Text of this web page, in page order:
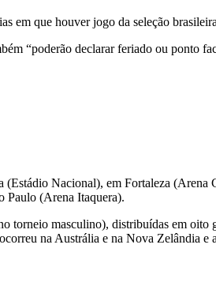
em que houver jogo da seleção
“poderão declarar feriado ou ponto
Nacional), em Fortaleza
Paulo (Arena Itaquera).
torneio masculino), distribuídas em
na Austrália e na Nova Zelândia e